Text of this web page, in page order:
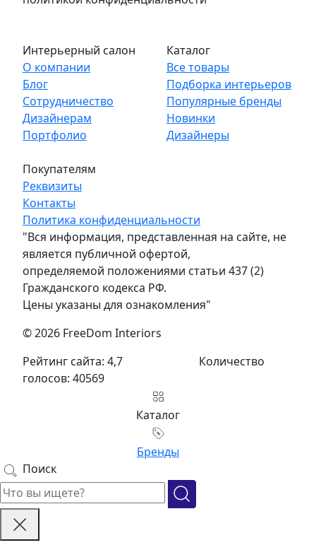
Интерьерный салон
О компании
Блог
Сотрудничество
Дизайнерам
Портфолио
Каталог
Все товары
Подборка интерьеров
Популярные бренды
Новинки
Дизайнеры
Покупателям
Реквизиты
Контакты
Политика конфиденциальности
"Вся информация, представленная на сайте, не
является публичной офертой,
определяемой положениями статьи 437 (2)
Гражданского кодекса РФ.
Цены указаны для ознакомления"
© 2026 FreeDom Interiors
Рейтинг сайта: 4,7
Количество
голосов: 40569
Каталог
Бренды
Поиск